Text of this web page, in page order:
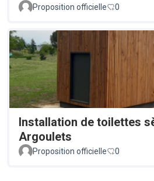
Proposition officielle 0
Installation de toilettes
Argoulets
Proposition officielle 0